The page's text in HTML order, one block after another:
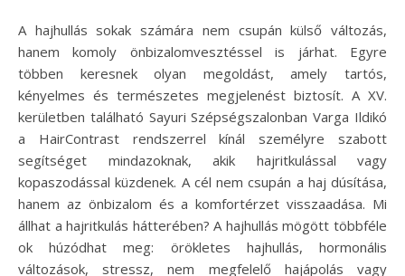
A hajhullás sokak számára nem csupán külső változás,
hanem komoly önbizalomvesztéssel is járhat. Egyre
többen keresnek olyan megoldást, amely tartós,
kényelmes és természetes megjelenést biztosít. A XV.
kerületben található Sayuri Szépségszalonban Varga Ildikó
a HairContrast rendszerrel kínál személyre szabott
segítséget mindazoknak, akik hajritkulással vagy
kopaszodással küzdenek. A cél nem csupán a haj dúsítása,
hanem az önbizalom és a komfortérzet visszaadása. Mi
állhat a hajritkulás hátterében? A hajhullás mögött többféle
ok húzódhat meg: örökletes hajhullás, hormonális
változások, stressz, nem megfelelő hajápolás vagy